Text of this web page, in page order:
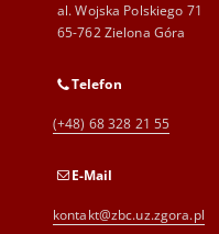
al. Wojska Polskiego 71
65-762 Zielona Góra
Telefon
(+48) 68 328 21 55
E-Mail
kontakt@zbc.uz.zgora.pl